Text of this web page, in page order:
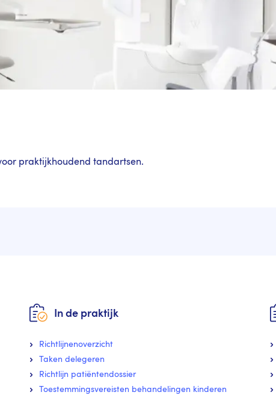
praktijkhoudend tandartsen.
In de praktijk
Richtlijnenoverzicht
Taken delegeren
Richtlijn patiëntendossier
Toestemmingsvereisten behandelingen kinderen